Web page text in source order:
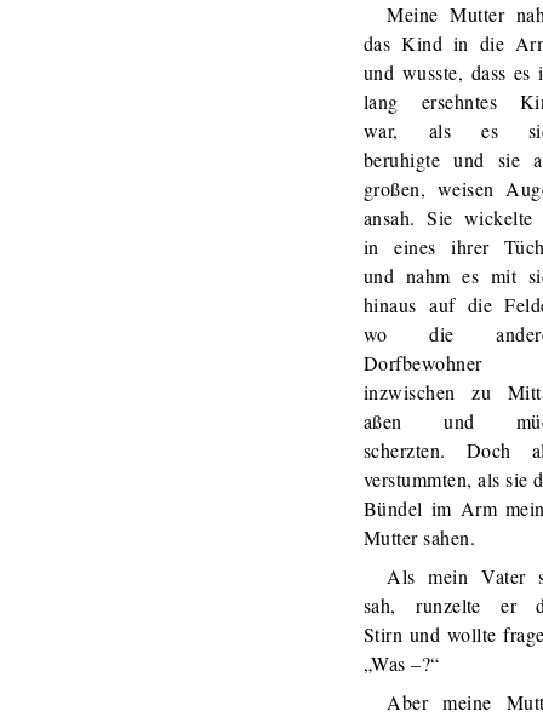
Meine Mutter
das Kind in die
und wusste, dass es
lang ersehntes
war, als es
beruhigte und sie
großen, weisen
ansah. Sie wickelte
in eines ihrer
und nahm es mit
hinaus auf die
wo die
Dorfbewohner
inzwischen zu
aßen und
scherzten. Doch
verstummten, als sie
Bündel im Arm
Mutter sahen.
Als mein Vater
sah, runzelte er
Stirn und wollte
„Was –?“
Aber meine